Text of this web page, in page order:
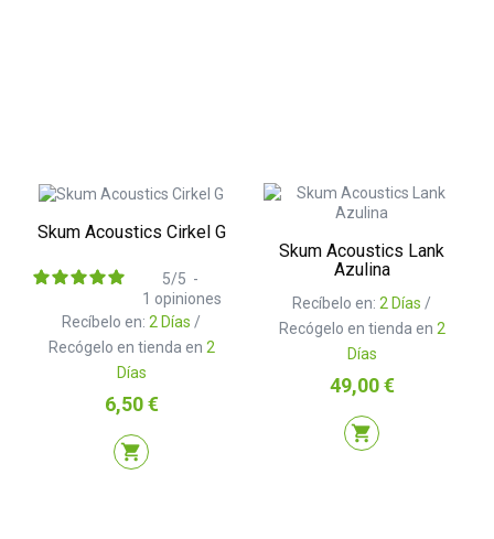
Skum Acoustics Cirkel G
Recíbelo en: 2 Días /
Recógelo en tienda en 2
Días
5/5 -
1 opiniones
Precio
6,50 €
shopping_cart
Skum Acoustics Lank
Azulina
Recíbelo en: 2 Días /
Recógelo en tienda en 2
Días
Precio
49,00 €
shopping_cart